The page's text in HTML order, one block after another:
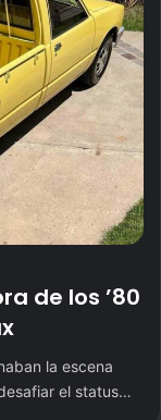
de los ’80
la escena
el status…